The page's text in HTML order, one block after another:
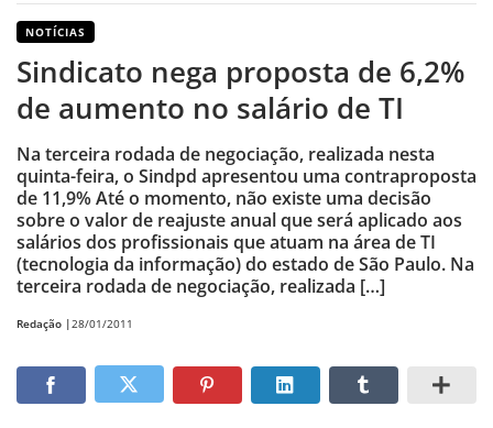
NOTÍCIAS
Sindicato nega proposta de 6,2%
de aumento no salário de TI
Na terceira rodada de negociação, realizada nesta
quinta-feira, o Sindpd apresentou uma contraproposta
de 11,9% Até o momento, não existe uma decisão
sobre o valor de reajuste anual que será aplicado aos
salários dos profissionais que atuam na área de TI
(tecnologia da informação) do estado de São Paulo. Na
terceira rodada de negociação, realizada […]
Redação |28/01/2011